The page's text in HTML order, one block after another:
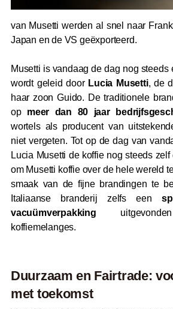
van Musetti werden al snel naar
Japan en de VS geëxporteerd.
Musetti is vandaag de dag nog steeds
wordt geleid door Lucia Musetti, de
haar zoon Guido. De traditionele
op meer dan 80 jaar
wortels als producent van
niet vergeten. Tot op de dag van
Lucia Musetti de koffie nog steeds
om Musetti koffie over de hele wereld
smaak van de fijne brandingen te
Italiaanse branderij zelfs een
vacuümverpakking
koffiemelanges.
Duurzaam en Fairtrade:
met toekomst